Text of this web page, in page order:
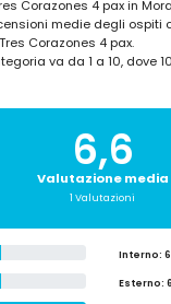
Corazones 4 pax in
medie degli ospiti
Corazones 4 pax.
va da 1 a 10, dove
6,6
Valutazione media
1 Valutazioni
Interno: 6
Esterno: 6